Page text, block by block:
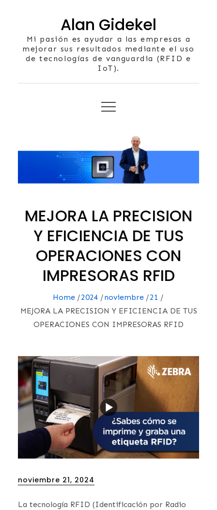
Alan Gidekel
Mi pasión es ayudar a las empresas a
mejorar sus resultados mediante el uso
de tecnologías de vanguardia (RFID e
IoT).
MEJORA LA PRECISION
Y EFICIENCIA DE TUS
OPERACIONES CON
IMPRESORAS RFID
Home 2024 noviembre
21
MEJORA LA PRECISION Y EFICIENCIA DE TUS
OPERACIONES CON IMPRESORAS RFID
Posted
noviembre 21, 2024
La tecnología RFID (Identificación por Radio